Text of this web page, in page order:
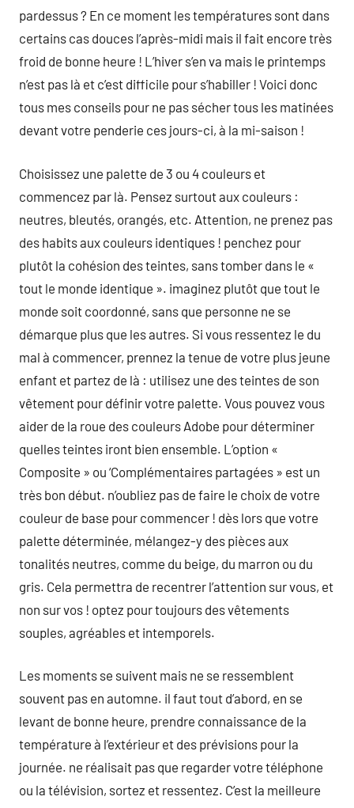
pardessus ? En ce moment les températures sont dans
certains cas douces l’après-midi mais il fait encore très
froid de bonne heure ! L’hiver s’en va mais le printemps
n’est pas là et c’est difficile pour s’habiller ! Voici donc
tous mes conseils pour ne pas sécher tous les matinées
devant votre penderie ces jours-ci, à la mi-saison !
Choisissez une palette de 3 ou 4 couleurs et
commencez par là. Pensez surtout aux couleurs :
neutres, bleutés, orangés, etc. Attention, ne prenez pas
des habits aux couleurs identiques ! penchez pour
plutôt la cohésion des teintes, sans tomber dans le «
tout le monde identique ». imaginez plutôt que tout le
monde soit coordonné, sans que personne ne se
démarque plus que les autres. Si vous ressentez le du
mal à commencer, prennez la tenue de votre plus jeune
enfant et partez de là : utilisez une des teintes de son
vêtement pour définir votre palette. Vous pouvez vous
aider de la roue des couleurs Adobe pour déterminer
quelles teintes iront bien ensemble. L’option «
Composite » ou ‘Complémentaires partagées » est un
très bon début. n’oubliez pas de faire le choix de votre
couleur de base pour commencer ! dès lors que votre
palette déterminée, mélangez-y des pièces aux
tonalités neutres, comme du beige, du marron ou du
gris. Cela permettra de recentrer l’attention sur vous, et
non sur vos ! optez pour toujours des vêtements
souples, agréables et intemporels.
Les moments se suivent mais ne se ressemblent
souvent pas en automne. il faut tout d’abord, en se
levant de bonne heure, prendre connaissance de la
température à l’extérieur et des prévisions pour la
journée. ne réalisait pas que regarder votre téléphone
ou la télévision, sortez et ressentez. C’est la meilleure